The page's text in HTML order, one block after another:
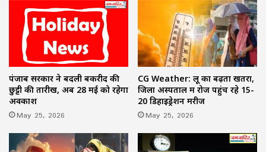
पंजाब सरकार ने बदली बकरीद की
छुट्टी की तारीख, अब 28 मई को रहेगा
अवकाश
May 25, 2026
CG Weather: लू का बढ़ता खतरा,
जिला अस्पताल में रोज पहुंच रहे 15-
20 डिहाइड्रेशन मरीज
May 25, 2026